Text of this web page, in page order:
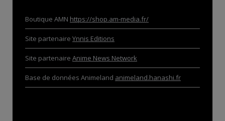
Boutique AMN https://shop.am-media.fr/
Site partenaire Ynnis Editions
Site partenaire Anime News Network
Base de données Animeland animeland.hanashi.fr